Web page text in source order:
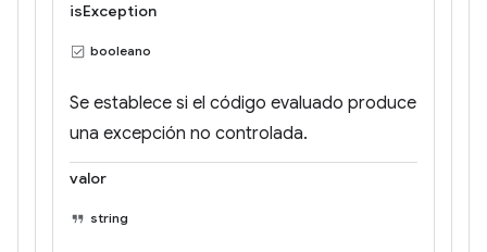
isException
booleano
Se establece si el código evaluado produce
una excepción no controlada.
valor
string